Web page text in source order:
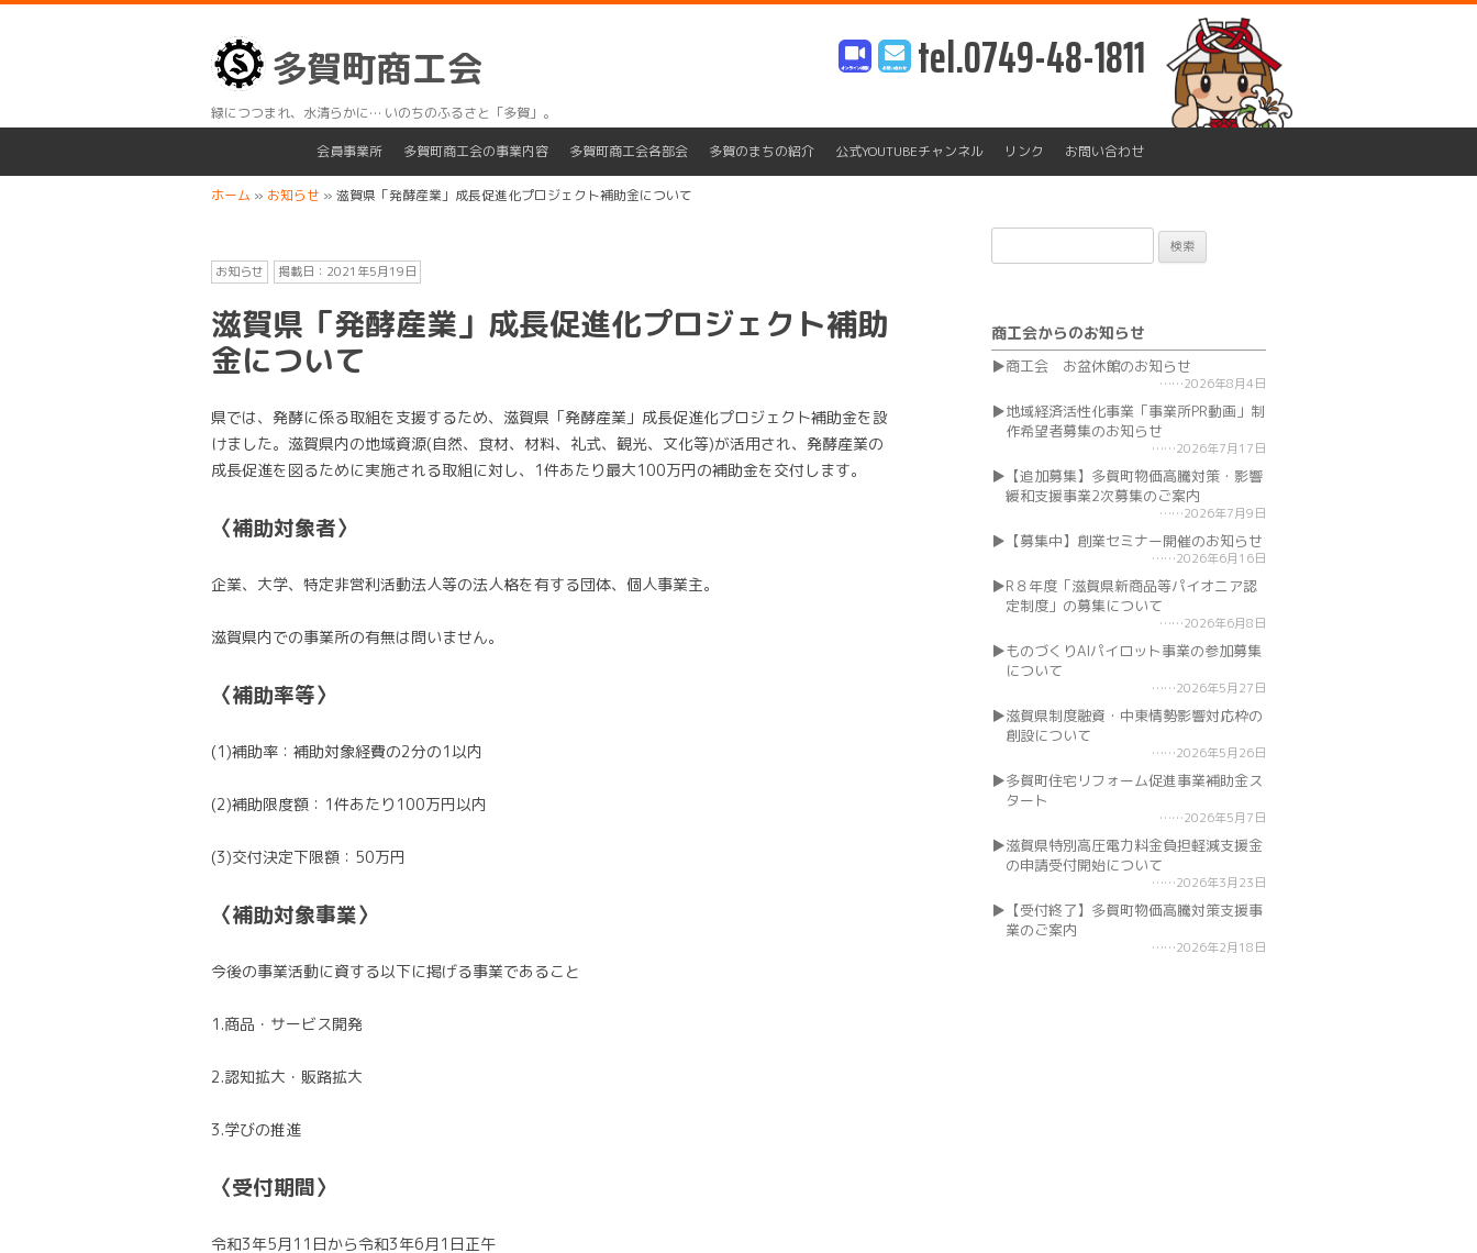
多賀町商工会
緑につつまれ、水清らかに… いのちのふるさと「多賀」。
tel.0749-48-1811
Skip
to
会員事業所 多賀町商工会の事業内容 多賀町商工会各部会 多賀のまちの紹介 公式YOUTUBEチャンネル リンク お問い合わせ
ホーム » お知らせ » 滋賀県「発酵産業」成長促進化プロジェクト補助金について
お知らせ 掲載日： 2021年5月19日
滋賀県「発酵産業」成長促進化プロジェクト補助
金について
県では、発酵に係る取組を支援するため、滋賀県「発酵産業」成長促進化プロジェクト補助金を設
けました。滋賀県内の地域資源(自然、食材、材料、礼式、観光、文化等)が活用され、発酵産業の
成長促進を図るために実施される取組に対し、1件あたり最大100万円の補助金を交付します。
〈補助対象者〉
企業、大学、特定非営利活動法人等の法人格を有する団体、個人事業主。
滋賀県内での事業所の有無は問いません。
〈補助率等〉
(1)補助率：補助対象経費の2分の1以内
(2)補助限度額：1件あたり100万円以内
(3)交付決定下限額：50万円
〈補助対象事業〉
今後の事業活動に資する以下に掲げる事業であること
1.商品・サービス開発
2.認知拡大・販路拡大
3.学びの推進
〈受付期間〉
令和3年5月11日から令和3年6月1日正午
索:
商工会からのお知らせ
商工会 お盆休館のお知らせ
2026年8月4日
地域経済活性化事業「事業所PR動画」制
作希望者募集のお知らせ
2026年7月17日
【追加募集】多賀町物価高騰対策・影響
緩和支援事業2次募集のご案内
2026年7月9日
【募集中】創業セミナー開催のお知らせ
2026年6月16日
R８年度「滋賀県新商品等パイオニア認
定制度」の募集について
2026年6月8日
ものづくりAIパイロット事業の参加募集
について
2026年5月27日
滋賀県制度融資・中東情勢影響対応枠の
創設について
2026年5月26日
多賀町住宅リフォーム促進事業補助金ス
タート
2026年5月7日
滋賀県特別高圧電力料金負担軽減支援金
の申請受付開始について
2026年3月23日
【受付終了】多賀町物価高騰対策支援事
業のご案内
2026年2月18日